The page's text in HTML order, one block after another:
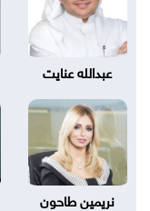
عبدالله عنايت
نريمين طاحون